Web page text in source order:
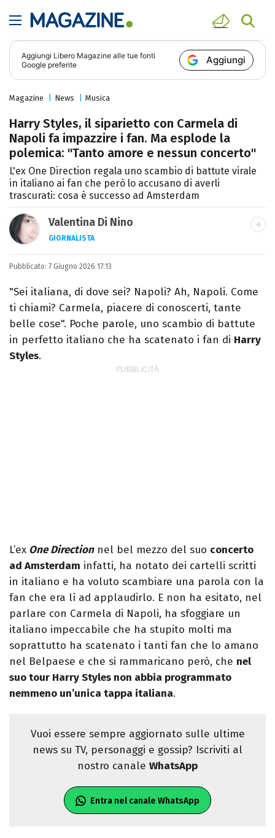
Aggiungi Libero Magazine alle tue fonti
Google preferite
Aggiungi
Magazine News Musica
Harry Styles, il siparietto con Carmela di
Napoli fa impazzire i fan. Ma esplode la
polemica: "Tanto amore e nessun concerto"
L'ex One Direction regala uno scambio di battute virale
in italiano ai fan che però lo accusano di averli
trascurati: cosa è successo ad Amsterdam
Valentina Di Nino
GIORNALISTA
LINKEDIN
INSTAGRAM FACEBOOK SITO
Romana, laurea in Scienze Politiche,
giornalista per caso. Ho scritto per
quotidiani, settimanali, siti e agenzie,
prevalentemente di cronaca e spettacoli.
Pubblicato: 7 Giugno 2026 17:13
"Sei italiana, di dove sei? Napoli? Ah, Napoli. Come
ti chiami? Carmela, piacere di conoscerti, tante
belle cose". Poche parole, uno scambio di battute
in perfetto italiano che ha scatenato i fan di Harry
Styles.
L’ex One Directionnel bel mezzo del suo concerto
ad Amsterdam infatti, ha notato dei cartelli scritti
in italiano e ha voluto scambiare una parola con la
fan che era lì ad applaudirlo. E non ha esitato, nel
parlare con Carmela di Napoli, ha sfoggiare un
italiano impeccabile che ha stupito molti ma
soprattutto ha scatenato i tanti fan che lo amano
nel Belpaese e che si rammaricano però, che nel
suo tour Harry Styles non abbia programmato
nemmeno un’unica tappa italiana.
Vuoi essere sempre aggiornato sulle ultime
news su TV, personaggi e gossip? Iscriviti al
nostro canale WhatsApp
Entra nel canale WhatsApp